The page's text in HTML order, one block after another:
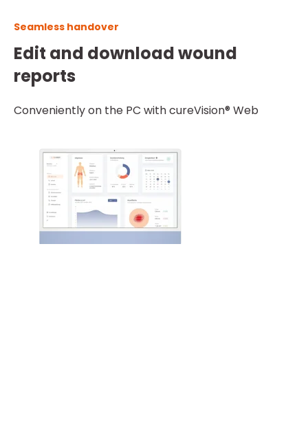
Seamless handover
Edit and download wound
reports
Conveniently on the PC with cureVision® Web